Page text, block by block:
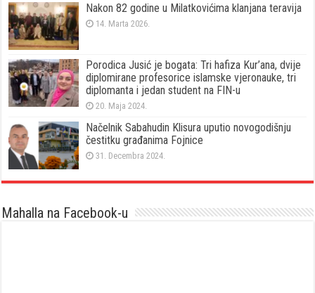
Nakon 82 godine u Milatkovićima klanjana teravija
14. Marta 2026.
Porodica Jusić je bogata: Tri hafiza Kur’ana, dvije
diplomirane profesorice islamske vjeronauke, tri
diplomanta i jedan student na FIN-u
20. Maja 2024.
Načelnik Sabahudin Klisura uputio novogodišnju
čestitku građanima Fojnice
31. Decembra 2024.
Mahalla na Facebook-u